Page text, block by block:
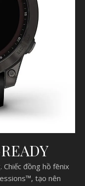
Chiếc đồng hồ fēnix
tạo nên